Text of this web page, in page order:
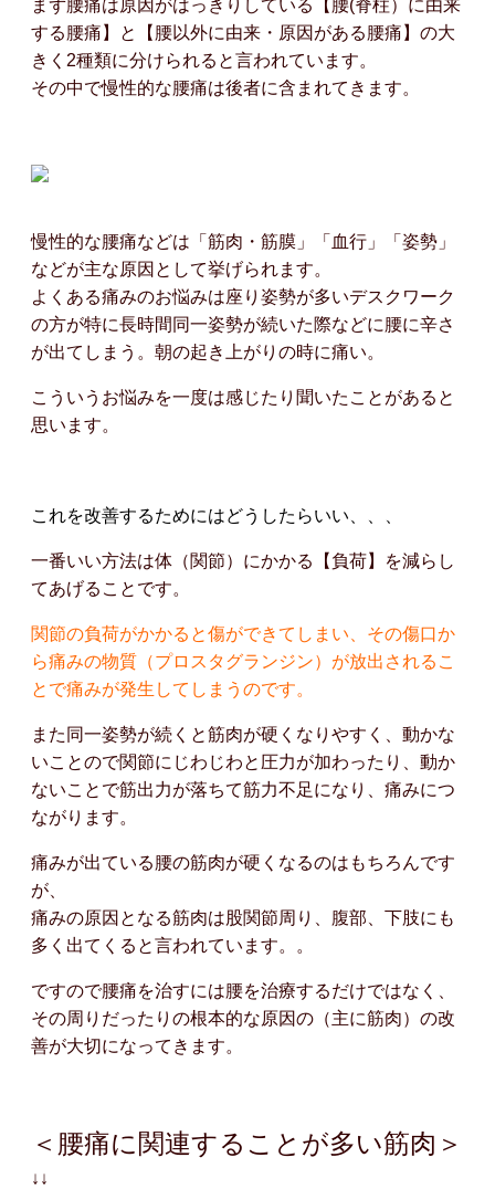
まず腰痛は原因がはっきりしている【腰(脊柱）に由来
する腰痛】と【腰以外に由来・原因がある腰痛】の大
きく2種類に分けられると言われています。
その中で慢性的な腰痛は後者に含まれてきます。
慢性的な腰痛などは「筋肉・筋膜」「血行」「姿勢」
などが主な原因として挙げられます。
よくある痛みのお悩みは座り姿勢が多いデスクワーク
の方が特に長時間同一姿勢が続いた際などに腰に辛さ
が出てしまう。朝の起き上がりの時に痛い。
こういうお悩みを一度は感じたり聞いたことがあると
思います。
これを改善するためにはどうしたらいい、、、
一番いい方法は体（関節）にかかる【負荷】を減らし
てあげることです。
関節の負荷がかかると傷ができてしまい、その傷口か
ら痛みの物質（プロスタグランジン）が放出されるこ
とで痛みが発生してしまうのです。
また同一姿勢が続くと筋肉が硬くなりやすく、動かな
いことので関節にじわじわと圧力が加わったり、動か
ないことで筋出力が落ちて筋力不足になり、痛みにつ
ながります。
痛みが出ている腰の筋肉が硬くなるのはもちろんです
が、
痛みの原因となる筋肉は股関節周り、腹部、下肢にも
多く出てくると言われています。。
ですので腰痛を治すには腰を治療するだけではなく、
その周りだったりの根本的な原因の（主に筋肉）の改
善が大切になってきます。
＜腰痛に関連することが多い筋肉＞
↓↓